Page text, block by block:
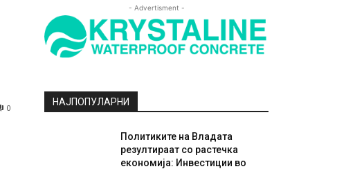
0
- Advertisment -
НАЈПОПУЛАРНИ
Политиките на Владата
резултираат со растечка
економија: Инвестиции во